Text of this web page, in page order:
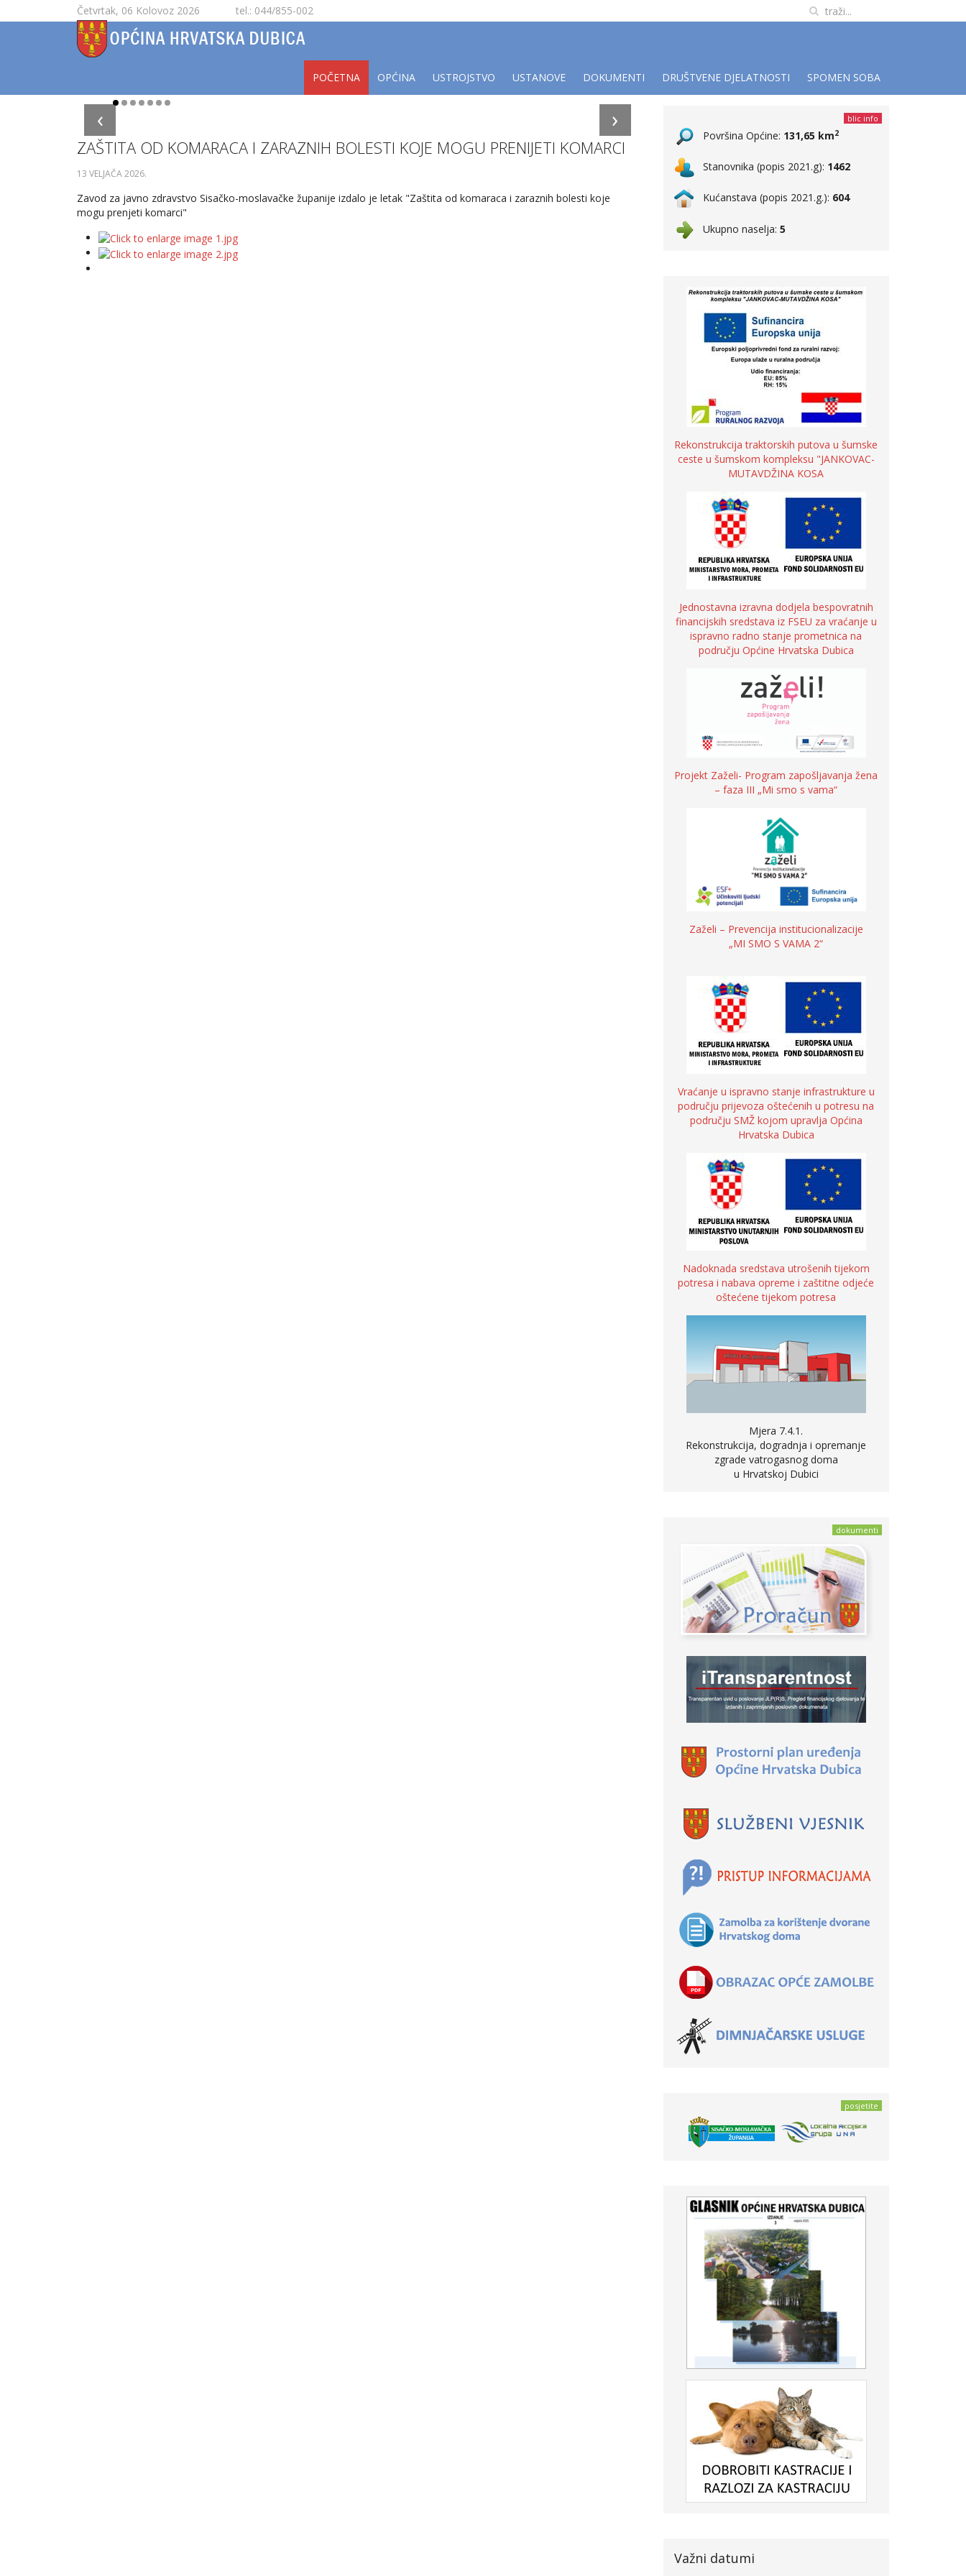
Četvrtak, 06 Kolovoz 2026 tel.: 044/855-002
POČETNA OPĆINA USTROJSTVO USTANOVE DOKUMENTI DRUŠTVENE DJELATNOSTI SPOMEN SOBA
›
‹
ZAŠTITA OD KOMARACA I ZARAZNIH BOLESTI KOJE MOGU PRENIJETI KOMARCI
13 VELJAČA 2026.
Zavod za javno zdravstvo Sisačko-moslavačke županije izdalo je letak "Zaštita od komaraca i zaraznih bolesti koje
mogu prenjeti komarci"
blic info
Površina Općine: 131,65 km2
Stanovnika (popis 2021.g): 1462
Kućanstava (popis 2021.g.): 604
Ukupno naselja: 5
Rekonstrukcija traktorskih putova u šumske
ceste u šumskom kompleksu "JANKOVAC-
MUTAVDŽINA KOSA
Jednostavna izravna dodjela bespovratnih
financijskih sredstava iz FSEU za vraćanje u
ispravno radno stanje prometnica na
području Općine Hrvatska Dubica
Projekt Zaželi- Program zapošljavanja žena
– faza III „Mi smo s vama“
Zaželi – Prevencija institucionalizacije
„MI SMO S VAMA 2“
Vraćanje u ispravno stanje infrastrukture u
području prijevoza oštećenih u potresu na
području SMŽ kojom upravlja Općina
Hrvatska Dubica
Nadoknada sredstava utrošenih tijekom
potresa i nabava opreme i zaštitne odjeće
oštećene tijekom potresa
Mjera 7.4.1.
Rekonstrukcija, dogradnja i opremanje
zgrade vatrogasnog doma
u Hrvatskoj Dubici
dokumenti
posjetite
Važni datumi